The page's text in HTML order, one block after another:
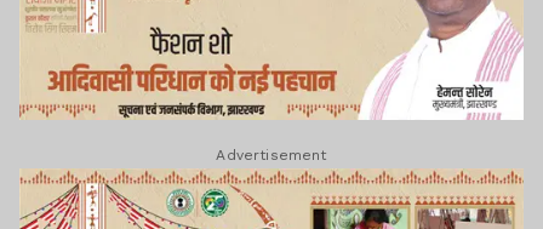
Advertisement